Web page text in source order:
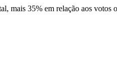
mais 35% em relação aos votos